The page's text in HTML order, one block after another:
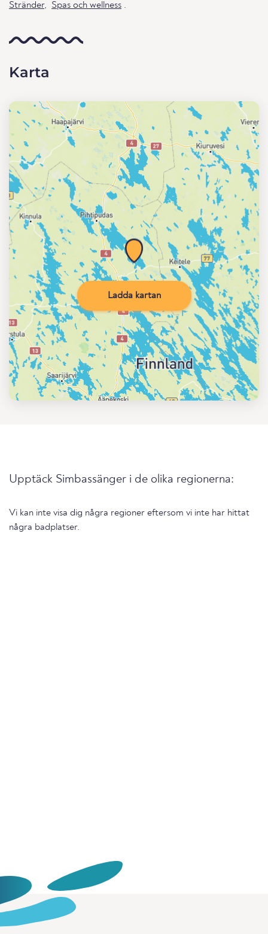
Stränder, Spas och wellness .
Karta
Ladda kartan
Upptäck Simbassänger i de olika regionerna:
Vi kan inte visa dig några regioner eftersom vi inte har hittat
några badplatser.